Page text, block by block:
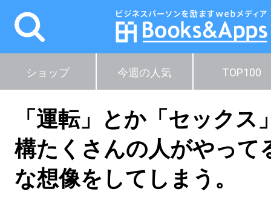
ショップ 今週の人気 TOP100
「運転」とか「セックス
構たくさんの人がやって
な想像をしてしまう。